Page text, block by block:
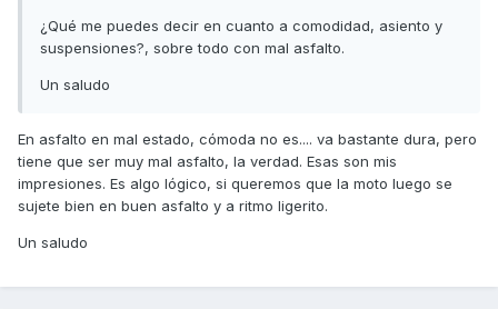
¿Qué me puedes decir en cuanto a comodidad, asiento y
suspensiones?, sobre todo con mal asfalto.
Un saludo
En asfalto en mal estado, cómoda no es.... va bastante dura, pero
tiene que ser muy mal asfalto, la verdad. Esas son mis
impresiones. Es algo lógico, si queremos que la moto luego se
sujete bien en buen asfalto y a ritmo ligerito.
Un saludo